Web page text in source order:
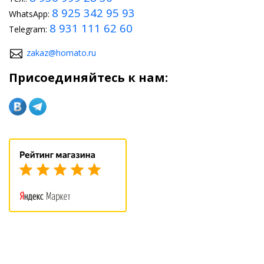
WhatsApp: 8 925 342 95 93
Telegram: 8 931 111 62 60
zakaz@homato.ru
Присоединяйтесь к нам: